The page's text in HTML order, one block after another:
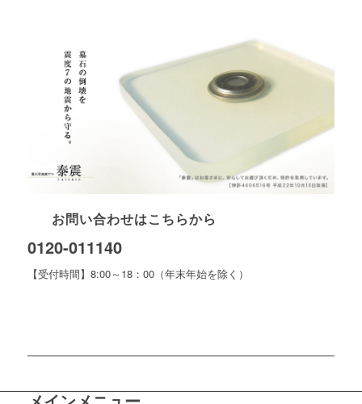
お問い合わせはこちらから
0120-011140
【受付時間】8:00～18：00（年末年始を除く）